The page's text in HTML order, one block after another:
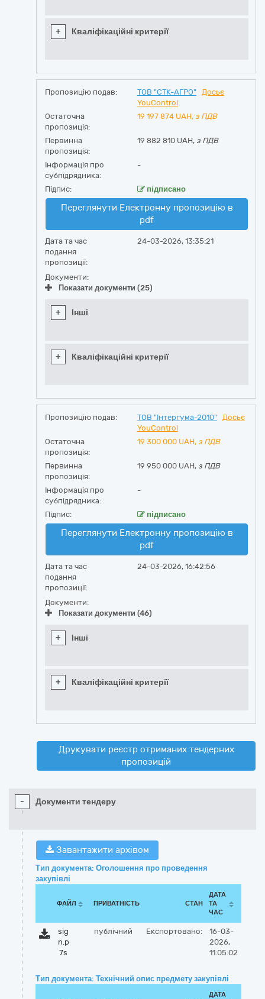
+ Кваліфікаційні критерії
Пропозицію подав: ТОВ "СТК-АГРО"
Досьє
YouControl
Остаточна
пропозиція:
19 197 874 UAH, з ПДВ
Первинна
пропозиція:
19 882 810 UAH, з ПДВ
Інформація про
субпідрядника:
-
Підпис: підписано
Переглянути Електронну пропозицію в
pdf
Дата та час
подання
пропозиції:
24-03-2026, 13:35:21
Документи:
Показати документи (25)
+ Інші
+ Кваліфікаційні критерії
Пропозицію подав: ТОВ "Інтергума-2010"
Досьє
YouControl
Остаточна
пропозиція:
19 300 000 UAH, з ПДВ
Первинна
пропозиція:
19 950 000 UAH, з ПДВ
Інформація про
субпідрядника:
-
Підпис: підписано
Переглянути Електронну пропозицію в
pdf
Дата та час
подання
пропозиції:
24-03-2026, 16:42:56
Документи:
Показати документи (46)
+ Інші
+ Кваліфікаційні критерії
Друкувати реєстр отриманих тендерних
пропозицій
- Документи тендеру
Завантажити архівом
Тип документа: Оголошення про проведення
закупівлі
ФАЙЛ ПРИВАТНІСТЬ СТАН
ДАТА
ТА
ЧАС
sig
n.p
7s
публічний Експортовано:
16-03-
2026,
11:05:02
Тип документа: Технічний опис предмету закупівлі
ДАТА